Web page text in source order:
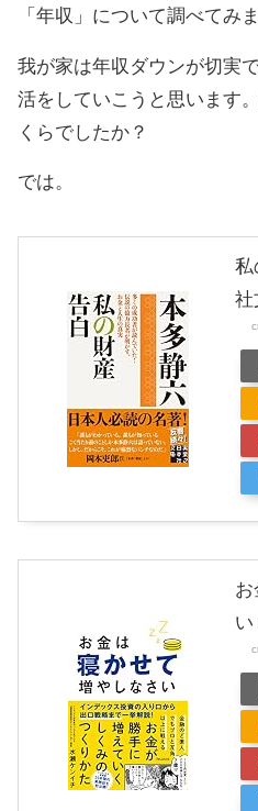
「年収」について調べてみ
我が家は年収ダウンが切実
活をしていこうと思います
くらでしたか？
では。
私
社
お
い